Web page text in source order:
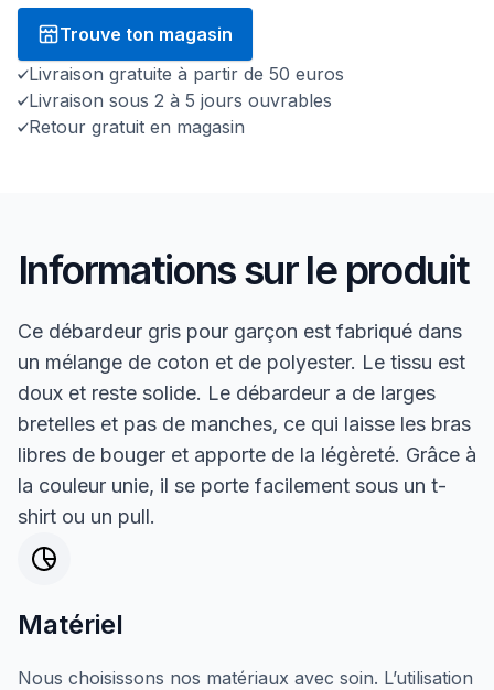
Trouve ton magasin
Livraison gratuite à partir de 50 euros
Livraison sous 2 à 5 jours ouvrables
Retour gratuit en magasin
Informations sur le produit
Ce débardeur gris pour garçon est fabriqué dans
un mélange de coton et de polyester. Le tissu est
doux et reste solide. Le débardeur a de larges
bretelles et pas de manches, ce qui laisse les bras
libres de bouger et apporte de la légèreté. Grâce à
la couleur unie, il se porte facilement sous un t-
shirt ou un pull.
Matériel
Nous choisissons nos matériaux avec soin. L’utilisation